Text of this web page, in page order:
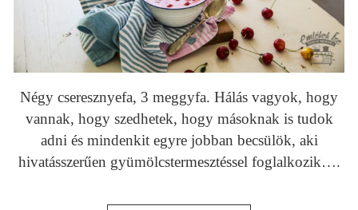
Négy cseresznyefa, 3 meggyfa. Hálás vagyok, hogy
vannak, hogy szedhetek, hogy másoknak is tudok
adni és mindenkit egyre jobban becsülök, aki
hivatásszerűen gyümölcstermesztéssel foglalkozik….